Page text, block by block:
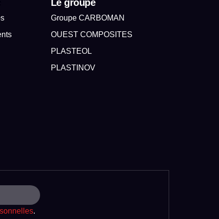
Le groupe
Groupe CARBOMAN
OUEST COMPOSITES
PLASTEOL
PLASTINOV